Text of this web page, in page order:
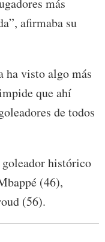
más
afirmaba su
ha visto algo más
que ahí
de todos
histórico
(46),
(56).